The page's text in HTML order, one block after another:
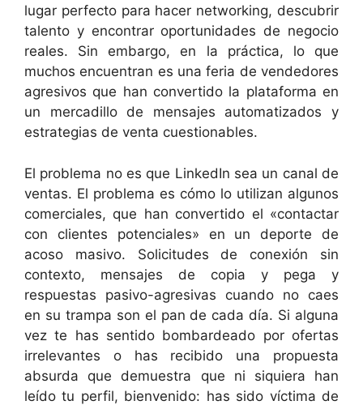
lugar perfecto para hacer networking, descubrir
talento y encontrar oportunidades de negocio
reales. Sin embargo, en la práctica, lo que
muchos encuentran es una feria de vendedores
agresivos que han convertido la plataforma en
un mercadillo de mensajes automatizados y
estrategias de venta cuestionables.
El problema no es que LinkedIn sea un canal de
ventas. El problema es cómo lo utilizan algunos
comerciales, que han convertido el «contactar
con clientes potenciales» en un deporte de
acoso masivo. Solicitudes de conexión sin
contexto, mensajes de copia y pega y
respuestas pasivo-agresivas cuando no caes
en su trampa son el pan de cada día. Si alguna
vez te has sentido bombardeado por ofertas
irrelevantes o has recibido una propuesta
absurda que demuestra que ni siquiera han
leído tu perfil, bienvenido: has sido víctima de